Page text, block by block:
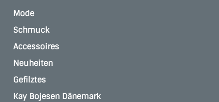
Mode
Schmuck
Accessoires
Neuheiten
Gefilztes
Kay Bojesen Dänemark